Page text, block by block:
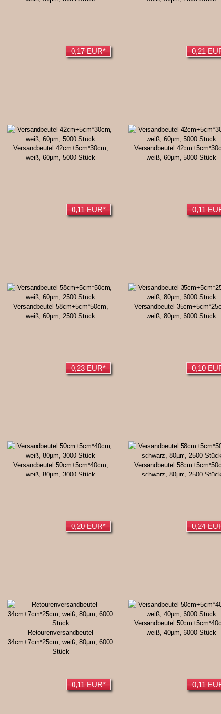
0,17 EUR* 0,21
0,11 EUR*
Versandbeutel 42cm+5cm*30cm,
weiß, 60µm, 5000 Stück
0,11
Versandbeutel
weiß, 60µm, 5000 Stück
0,23 EUR*
Versandbeutel 58cm+5cm*50cm,
weiß, 60µm, 2500 Stück
0,10
Versandbeutel
weiß, 80µm, 6000 Stück
0,20 EUR*
Versandbeutel 50cm+5cm*40cm,
weiß, 80µm, 3000 Stück
0,24
Versandbeutel
schwarz, 80µm, 2500 Stück
0,11 EUR*
Retourenversandbeutel
34cm+7cm*25cm, weiß, 80µm, 6000
Stück
0,11
Versandbeutel
weiß, 40µm, 6000 Stück